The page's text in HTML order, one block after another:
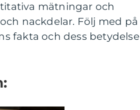
mätningar och
nackdelar. Följ med på
fakta och dess betydelse